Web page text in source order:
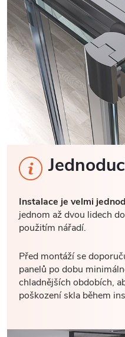
Instalace je velmi
jednom až dvou lidech
použitím nářadí.
Před montáží se
panelů po dobu
chladnějších obdobích,
poškození skla během